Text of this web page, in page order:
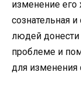
изменение его
сознательная
людей донести
проблеме и
для изменения